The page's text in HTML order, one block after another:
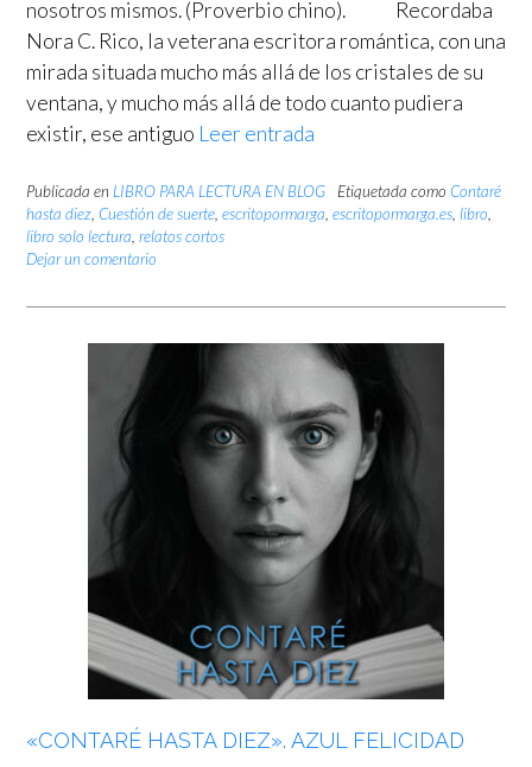
nosotros mismos. (Proverbio chino). Recordaba
Nora C. Rico, la veterana escritora romántica, con una
mirada situada mucho más allá de los cristales de su
ventana, y mucho más allá de todo cuanto pudiera
existir, ese antiguo Leer entrada
Publicada en LIBRO PARA LECTURA EN BLOG Etiquetada como Contaré
hasta diez Cuestión de suerte escritopormarga escritopormarga.es libro
libro solo lectura relatos cortos
Dejar un comentario
«CONTARÉ HASTA DIEZ». AZUL FELICIDAD